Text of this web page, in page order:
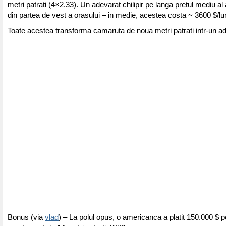
metri patrati (4×2.33). Un adevarat chilipir pe langa pretul mediu al
din partea de vest a orasului – in medie, acestea costa ~ 3600 $/
Toate acestea transforma camaruta de noua metri patrati intr-un
Bonus (via vlad) – La polul opus, o americanca a platit 150.000 $